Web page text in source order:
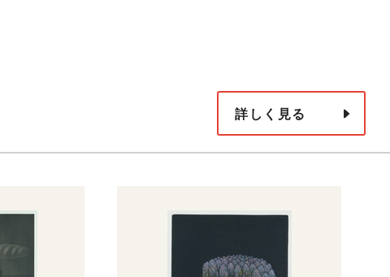
詳しく見る